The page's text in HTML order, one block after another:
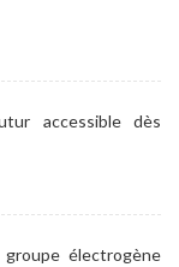
accessible dès
électrogène